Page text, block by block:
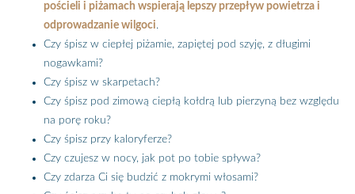
pościeli i piżamach wspierają lepszy przepływ powietrza i
odprowadzanie wilgoci.
Czy śpisz w ciepłej piżamie, zapiętej pod szyję, z długimi
nogawkami?
Czy śpisz w skarpetach?
Czy śpisz pod zimową ciepłą kołdrą lub pierzyną bez względu
na porę roku?
Czy śpisz przy kaloryferze?
Czy czujesz w nocy, jak pot po tobie spływa?
Czy zdarza Ci się budzić z mokrymi włosami?